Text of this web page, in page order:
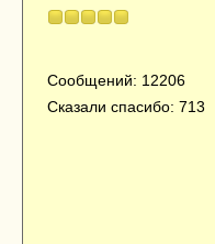
Сообщений: 12206
Сказали спасибо: 713